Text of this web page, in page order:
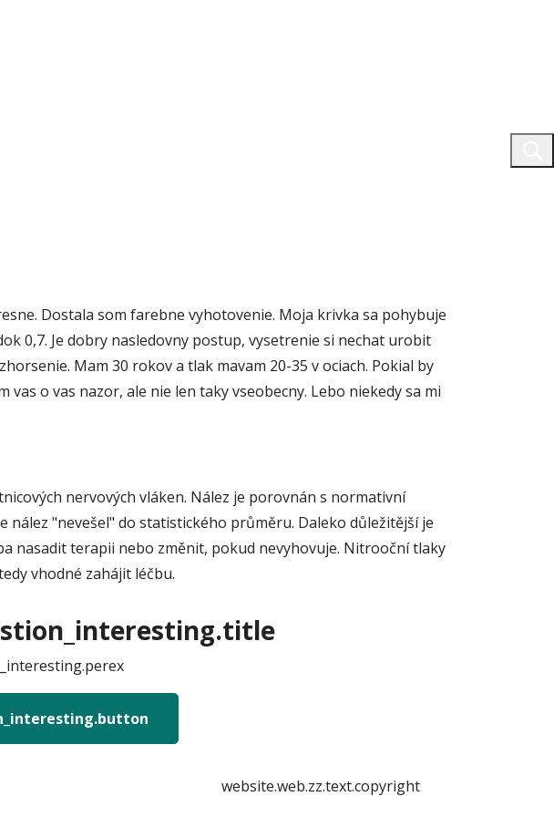
Dostala som farebne vyhotovenie. Moja krivka sa pohybuje
0,7. Je dobry nasledovny postup, vysetrenie si nechat urobit
Mam 30 rokov a tlak mavam 20-35 v ociach. Pokial by
o vas nazor, ale nie len taky vseobecny. Lebo niekedy sa mi
nervových vláken. Nález je porovnán s normativní
"nevešel" do statistického průměru. Daleko důležitější je
nasadit terapii nebo změnit, pokud nevyhovuje. Nitrooční tlaky
vhodné zahájit léčbu.
website.web.zz.text.copyright